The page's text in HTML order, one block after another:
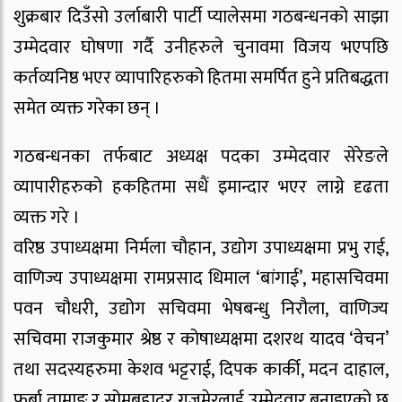
शुक्रबार दिउँसो उर्लाबारी पार्टी प्यालेसमा गठबन्धनको साझा
उम्मेदवार घोषणा गर्दै उनीहरुले चुनावमा विजय भएपछि
कर्तव्यनिष्ठ भएर व्यापारिहरुको हितमा समर्पित हुने प्रतिबद्धता
समेत व्यक्त गरेका छन् ।
गठबन्धनका तर्फबाट अध्यक्ष पदका उम्मेदवार सेरेङले
व्यापारीहरुको हकहितमा सधैं इमान्दार भएर लाग्ने दृढता
व्यक्त गरे ।
वरिष्ठ उपाध्यक्षमा निर्मला चौहान, उद्योग उपाध्यक्षमा प्रभु राई,
वाणिज्य उपाध्यक्षमा रामप्रसाद धिमाल ‘बांगाई’, महासचिवमा
पवन चौधरी, उद्योग सचिवमा भेषबन्धु निरौला, वाणिज्य
सचिवमा राजकुमार श्रेष्ठ र कोषाध्यक्षमा दशरथ यादव ‘वेचन’
तथा सदस्यहरुमा केशव भट्टराई, दिपक कार्की, मदन दाहाल,